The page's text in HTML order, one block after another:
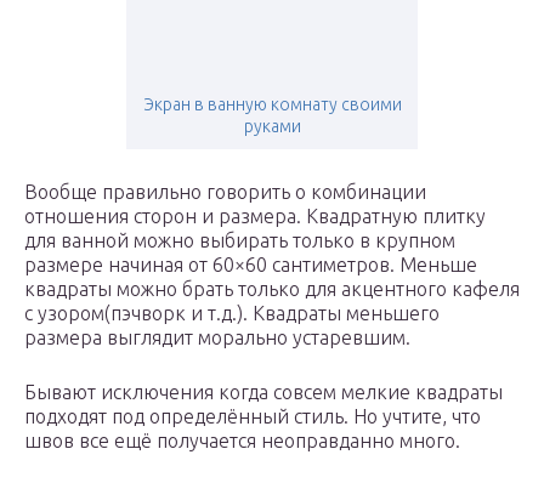
Экран в ванную комнату своими
руками
Вообще правильно говорить о комбинации
отношения сторон и размера. Квадратную плитку
для ванной можно выбирать только в крупном
размере начиная от 60×60 сантиметров. Меньше
квадраты можно брать только для акцентного кафеля
с узором(пэчворк и т.д.). Квадраты меньшего
размера выглядит морально устаревшим.
Бывают исключения когда совсем мелкие квадраты
подходят под определённый стиль. Но учтите, что
швов все ещё получается неоправданно много.